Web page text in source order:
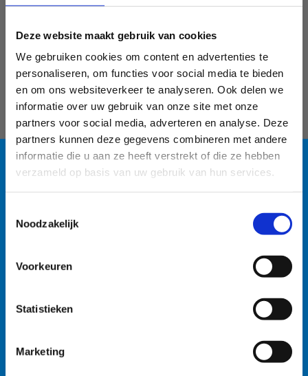
Deze website maakt gebruik van cookies
We gebruiken cookies om content en advertenties te
personaliseren, om functies voor social media te bieden
en om ons websiteverkeer te analyseren. Ook delen we
informatie over uw gebruik van onze site met onze
partners voor social media, adverteren en analyse. Deze
partners kunnen deze gegevens combineren met andere
informatie die u aan ze heeft verstrekt of die ze hebben
verzameld op basis van uw gebruik van hun services.
Noodzakelijk
Voorkeuren
Statistieken
Marketing
watersportbaan
🚫 Helaas is er blauwalg vastgesteld in onze
watersportbaan. Dit betekent dat er vanaf nu een
recreatieverbod geldt. 🛶 Roeien, kajakken en zeilen
wordt afgeraden, maar kunnen mits volgende
na elke training. • Boten goed afspoelen na elke
training. • Niet in de drijflaag varen. • Niet voor
Fitness
Sportverblijf